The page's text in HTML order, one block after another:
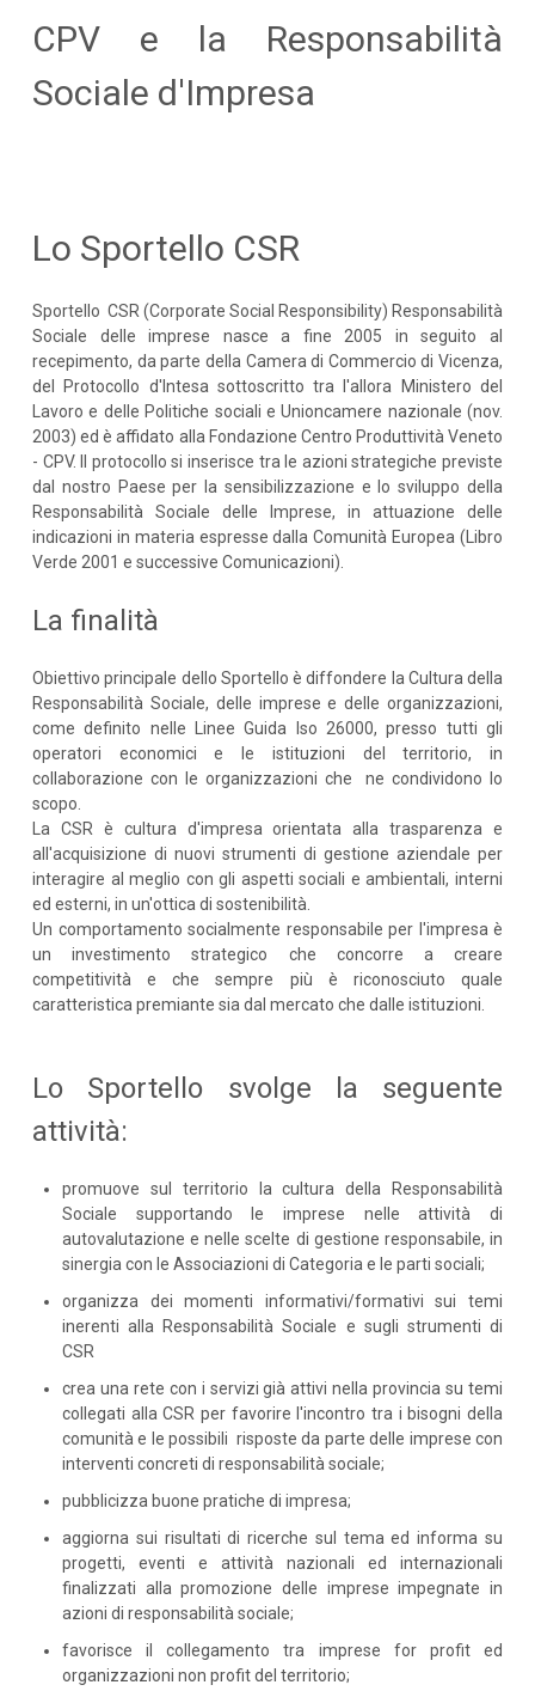
CPV e la Responsabilità
Sociale d'Impresa
Lo Sportello CSR
Sportello CSR (Corporate Social Responsibility) Responsabilità
Sociale delle imprese nasce a fine 2005 in seguito al
recepimento, da parte della Camera di Commercio di Vicenza,
del Protocollo d'Intesa sottoscritto tra l'allora Ministero del
Lavoro e delle Politiche sociali e Unioncamere nazionale (nov.
2003) ed è affidato alla Fondazione Centro Produttività Veneto
- CPV. Il protocollo si inserisce tra le azioni strategiche previste
dal nostro Paese per la sensibilizzazione e lo sviluppo della
Responsabilità Sociale delle Imprese, in attuazione delle
indicazioni in materia espresse dalla Comunità Europea (Libro
Verde 2001 e successive Comunicazioni).
La finalità
Obiettivo principale dello Sportello è diffondere la Cultura della
Responsabilità Sociale, delle imprese e delle organizzazioni,
come definito nelle Linee Guida Iso 26000, presso tutti gli
operatori economici e le istituzioni del territorio, in
collaborazione con le organizzazioni che ne condividono lo
scopo.
La CSR è cultura d'impresa orientata alla trasparenza e
all'acquisizione di nuovi strumenti di gestione aziendale per
interagire al meglio con gli aspetti sociali e ambientali, interni
ed esterni, in un'ottica di sostenibilità.
Un comportamento socialmente responsabile per l'impresa è
un investimento strategico che concorre a creare
competitività e che sempre più è riconosciuto quale
caratteristica premiante sia dal mercato che dalle istituzioni.
Lo Sportello svolge la seguente
attività:
promuove sul territorio la cultura della Responsabilità
Sociale supportando le imprese nelle attività di
autovalutazione e nelle scelte di gestione responsabile, in
sinergia con le Associazioni di Categoria e le parti sociali;
organizza dei momenti informativi/formativi sui temi
inerenti alla Responsabilità Sociale e sugli strumenti di
CSR
crea una rete con i servizi già attivi nella provincia su temi
collegati alla CSR per favorire l'incontro tra i bisogni della
comunità e le possibili risposte da parte delle imprese con
interventi concreti di responsabilità sociale;
pubblicizza buone pratiche di impresa;
aggiorna sui risultati di ricerche sul tema ed informa su
progetti, eventi e attività nazionali ed internazionali
finalizzati alla promozione delle imprese impegnate in
azioni di responsabilità sociale;
favorisce il collegamento tra imprese for profit ed
organizzazioni non profit del territorio;